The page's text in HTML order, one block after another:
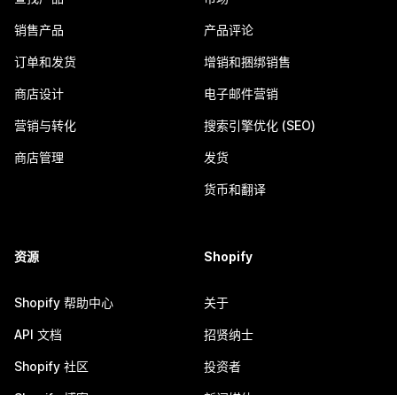
销售产品
订单和发货
商店设计
营销与转化
商店管理
产品评论
增销和捆绑销售
电子邮件营销
搜索引擎优化 (SEO)
发货
货币和翻译
资源
Shopify 帮助中心
API 文档
Shopify 社区
Shopify
关于
招贤纳士
投资者